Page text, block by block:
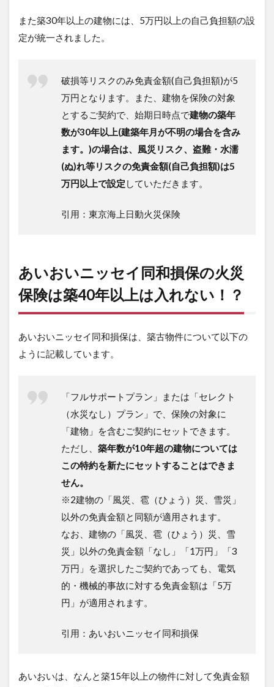
また築30年以上の建物には、5万円以上の自己負担額の設
定が統一されました。
破損等リスクのみ免責金額(自己負担額)が5
万円となります。また、建物を保険の対象
とするご契約で、始期日時点で建物の築年
数が30年以上(建築年月が不明の場合を含み
ます。)の場合は、風災リスク、盗難・水濡
(ぬ)れ等リスクの免責金額(自己負担額)は5
万円以上で設定 していただきます。
引用：東京海上日動火災保険
あいおいニッセイ同和損保の火災
保険は築40年以上は入れない！？
あいおいニッセイ同和損保は、築古物件について以下の
ように記載しています。
「フルサポートプラン」または「セレクト
（水災なし）プラン」で、保険の対象に
「建物」を含むご契約にセットできます。
ただし、 築年数が10年超の建物については
この特約を新たにセットすることはできま
せん。
※2建物の「風災、雹（ひょう）災、雪災」
以外の免責金額と同額が適用されます。
なお、建物の「風災、雹（ひょう）災、雪
災」以外の免責金額「なし」「1万円」「3
万円」を選択したご契約であっても、電気
的・機械的事故に対する免責金額は「5万
円」が適用されます。
引用：あいおいニッセイ同和損保
あいおいは、なんと築15年以上の物件に対して免責金額